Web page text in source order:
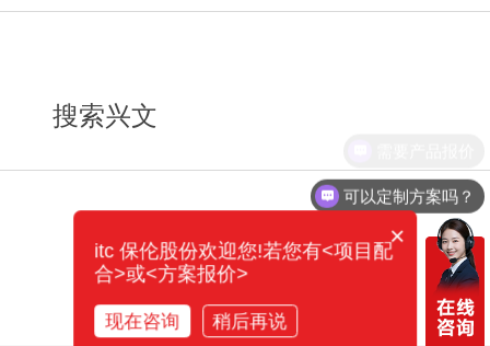
搜索兴文
可以定制方案吗？
×
itc 保伦股份欢迎您!若您有<项目配
合>或<方案报价>
现在咨询 稍后再说